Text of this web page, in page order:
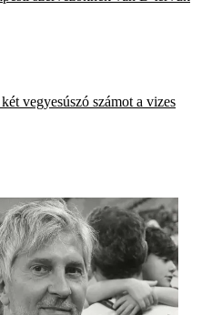
vegyesúszó számot a vizes